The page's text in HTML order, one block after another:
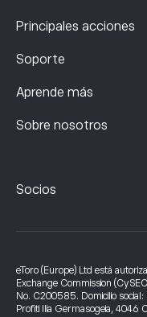
Principales acciones
Soporte
Aprende más
Sobre nosotros
Socios
eToro (Europe) Ltd está
Exchange Commission
No. C200585. Domicilio
Profiti Ilia Germasogeia, 4046